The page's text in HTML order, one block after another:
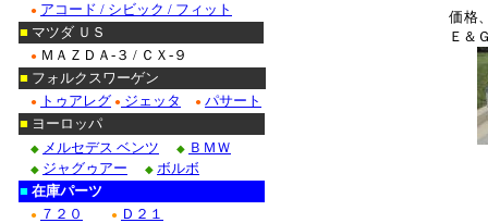
価格
Ｅ＆
● アコード / シビック / フィット
■ マツダ ＵＳ
● ＭＡＺＤＡ-３ / ＣＸ-９
■ フォルクスワーゲン
● トゥアレグ ● ジェッタ ● パサート
■ ヨーロッパ
◆ メルセデス ベンツ ◆ ＢＭＷ
◆ ジャグゥアー ◆ ボルボ
■ 在庫パーツ
● ７２０ ● Ｄ２１